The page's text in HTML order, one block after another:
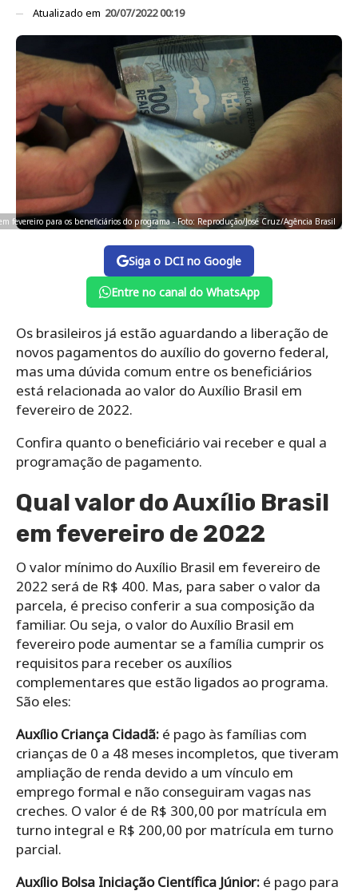
Atualizado em 20/07/2022 00:19
fevereiro para os beneficiários do programa - Foto: Reprodução/José Cruz/Agência Brasil
Siga o DCI no Google
Entre no canal do WhatsApp
Os brasileiros já estão aguardando a liberação de
novos pagamentos do auxílio do governo federal,
mas uma dúvida comum entre os beneficiários
está relacionada ao valor do Auxílio Brasil em
fevereiro de 2022.
Confira quanto o beneficiário vai receber e qual a
programação de pagamento.
Qual valor do Auxílio Brasil
em fevereiro de 2022
O valor mínimo do Auxílio Brasil em fevereiro de
2022 será de R$ 400. Mas, para saber o valor da
parcela, é preciso conferir a sua composição da
familiar. Ou seja, o valor do Auxílio Brasil em
fevereiro pode aumentar se a família cumprir os
requisitos para receber os auxílios
complementares que estão ligados ao programa.
São eles:
Auxílio Criança Cidadã: é pago às famílias com
crianças de 0 a 48 meses incompletos, que tiveram
ampliação de renda devido a um vínculo em
emprego formal e não conseguiram vagas nas
creches. O valor é de R$ 300,00 por matrícula em
turno integral e R$ 200,00 por matrícula em turno
parcial.
Auxílio Bolsa Iniciação Científica Júnior: é pago para